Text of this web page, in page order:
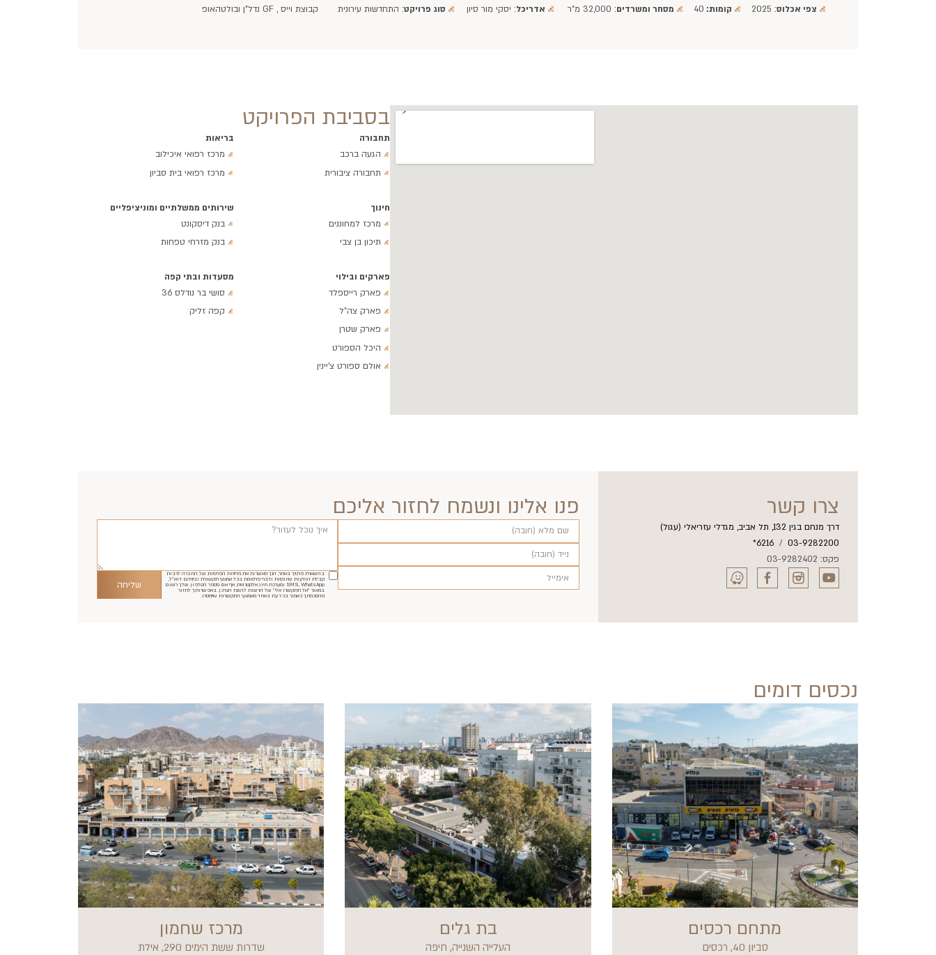
צפי אכלוס: 2025
קומות: 40
מסחר ומשרדים: 32,000 מ"ר
אדריכל: יסקי מור סיון
סוג פרויקט: התחדשות עירונית
קבוצת וייס , GF נדל"ן ובולטהאופ
בסביבת הפרויקט
תחבורה
הגעה ברכב
תחבורה ציבורית
חינוך
מרכז למחוננים
תיכון בן צבי
פארקים ובילוי
פארק רייספלד
פארק צה"ל
פארק שטרן
היכל הספורט
אולם ספורט צ'יינין
בריאות
מרכז רפואי איכילוב
מרכז רפואי בית סביון
שירותים ממשלתיים ומוניציפליים
בנק דיסקונט
בנק מזרחי טפחות
מסעדות ובתי קפה
סושי בר נודלס 36
קפה זליק
צרו קשר
דרך מנחם בגין 132, תל אביב, מגדלי עזריאלי (עגול)
03-9282200
/
6216*
פקס: 03-9282402
פנו אלינו ונשמח לחזור אליכם
בהשארת פרטיך באתר, הנך מאשר/ת את מדיניות הפרטיות של החברה לרבות
קבלת הודעות שיווקיות ודברי פרסומת בכל אמצעי תקשורת וביניהם דוא"ל,
SMS, WhatsApp ומערכת חיוג אלקטרונית, אף אם מספר הטלפון שלך רשום
במאגר "אל תתקשרו אלי" של הרשות להגנת הצרכן. באפשרותך לחזור
מהסכמתך כאמור בכל עת באחד מאמצעי התקשרות שיימסרו.
שליחה
נכסים דומים
מתחם רכסים
סביון 40, רכסים
בת גלים
העלייה השנייה, חיפה
מרכז שחמון
שדרות ששת הימים 290, אילת